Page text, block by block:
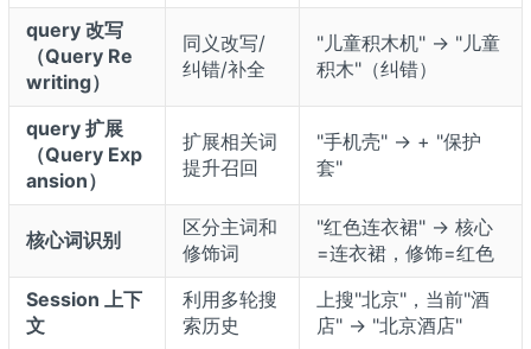
query 改写
（Query Re
writing）
同义改写/
纠错/补全
"儿童积木机" → "儿童
积木"（纠错）
query 扩展
（Query Exp
ansion）
扩展相关词
提升召回
"手机壳" → + "保护
套"
核心词识别
区分主词和
修饰词
"红色连衣裙" → 核心
=连衣裙，修饰=红色
Session 上下
文
利用多轮搜
索历史
上搜"北京"，当前"酒
店" → "北京酒店"